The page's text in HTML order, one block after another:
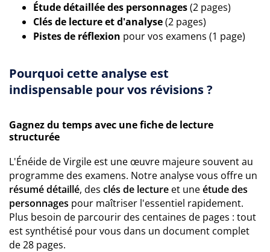
Étude détaillée des personnages(2 pages)
Clés de lecture et d'analyse(2 pages)
Pistes de réflexion pour vos examens (1 page)
Pourquoi cette analyse est
indispensable pour vos révisions ?
Gagnez du temps avec une fiche de lecture
structurée
L'Énéide de Virgile est une œuvre majeure souvent au
programme des examens. Notre analyse vous offre un
résumé détaillé, des clés de lecture et uneétude des
personnages pour maîtriser l'essentiel rapidement.
Plus besoin de parcourir des centaines de pages : tout
est synthétisé pour vous dans un document complet
de 28 pages.